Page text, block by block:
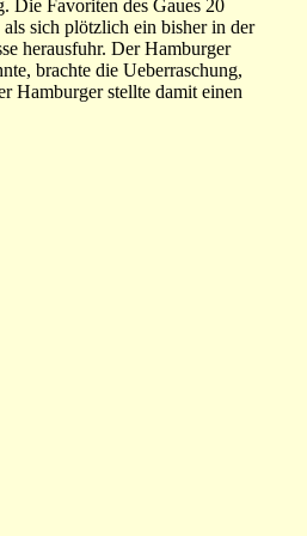
Die Favoriten des Gaues 20
sich plötzlich ein bisher in der
herausfuhr. Der Hamburger
brachte die Ueberraschung,
Hamburger stellte damit einen